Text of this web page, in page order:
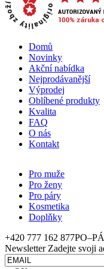
Domů
Novinky
Akční nabídka
Nejprodávanější
Výprodej
Oblíbené produkty
Kvalita
FAQ
O nás
Kontakt
Pro muže
Pro ženy
Pro páry
Kosmetika
Doplňky
+420 777 162 877
Newsletter Zadejte svoji